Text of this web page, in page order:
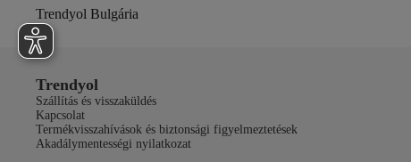
Trendyol Bulgária
Trendyol
Szállítás és visszaküldés
Kapcsolat
Termékvisszahívások és biztonsági figyelmeztetések
Akadálymentességi nyilatkozat